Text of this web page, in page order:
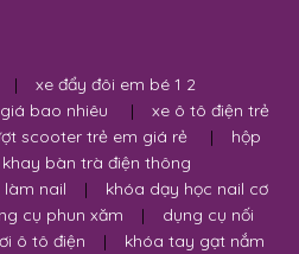
|
xe đẩy đôi em bé 1 2
bao nhiêu |
xe ô tô điện trẻ
scooter trẻ em giá rẻ |
hộp
khay bàn trà điện thông
làm nail |
khóa dạy học nail cơ
cụ phun xăm |
dụng cụ nối
ô tô điện |
khóa tay gạt nắm